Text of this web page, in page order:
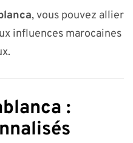
, vous pouvez allier
influences marocaines
: